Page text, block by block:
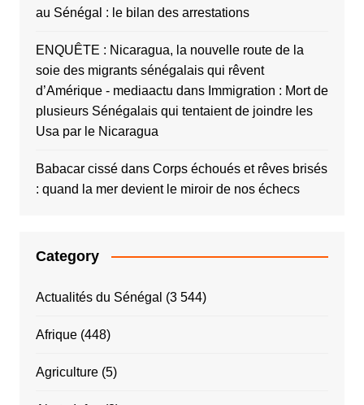
au Sénégal : le bilan des arrestations
ENQUÊTE : Nicaragua, la nouvelle route de la
soie des migrants sénégalais qui rêvent
d’Amérique - mediaactu dans Immigration : Mort de
plusieurs Sénégalais qui tentaient de joindre les
Usa par le Nicaragua
Babacar cissédans Corps échoués et rêves brisés
: quand la mer devient le miroir de nos échecs
Category
Actualités du Sénégal (3 544)
Afrique(448)
Agriculture(5)